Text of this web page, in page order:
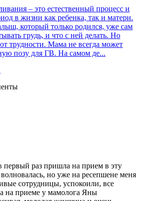
– это естественный процесс и
в жизни как ребенка, так и матери.
который только родился, уже сам
грудь, и что с ней делать. Но
трудности. Мама не всегда может
позу для ГВ. На самом де...
первый раз пришла на прием в эту
но уже на ресепшене меня
сотрудницы, успокоили, все
на приеме у мамолога Яны